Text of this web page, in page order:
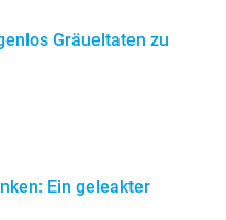
Gräueltaten zu
Ein geleakter